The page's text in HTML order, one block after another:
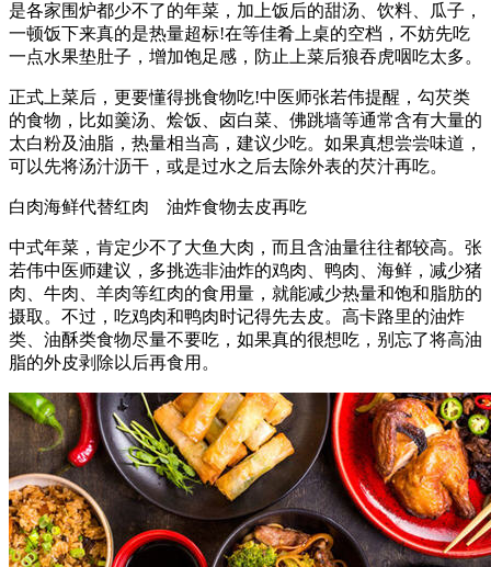
是各家围炉都少不了的年菜，加上饭后的甜汤、饮料、瓜子，
一顿饭下来真的是热量超标!在等佳肴上桌的空档，不妨先吃
一点水果垫肚子，增加饱足感，防止上菜后狼吞虎咽吃太多。
正式上菜后，更要懂得挑食物吃!中医师张若伟提醒，勾芡类
的食物，比如羹汤、烩饭、卤白菜、佛跳墙等通常含有大量的
太白粉及油脂，热量相当高，建议少吃。如果真想尝尝味道，
可以先将汤汁沥干，或是过水之后去除外表的芡汁再吃。
白肉海鲜代替红肉 油炸食物去皮再吃
中式年菜，肯定少不了大鱼大肉，而且含油量往往都较高。张
若伟中医师建议，多挑选非油炸的鸡肉、鸭肉、海鲜，减少猪
肉、牛肉、羊肉等红肉的食用量，就能减少热量和饱和脂肪的
摄取。不过，吃鸡肉和鸭肉时记得先去皮。高卡路里的油炸
类、油酥类食物尽量不要吃，如果真的很想吃，别忘了将高油
脂的外皮剥除以后再食用。